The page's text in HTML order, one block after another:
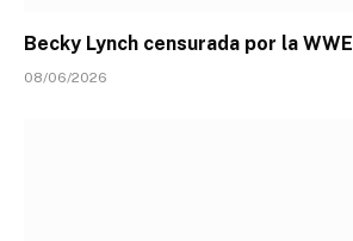
Becky Lynch censurada por la WWE
08/06/2026